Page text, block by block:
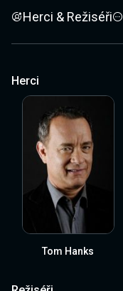
Herci & Režiséři
Herci
Tom Hanks